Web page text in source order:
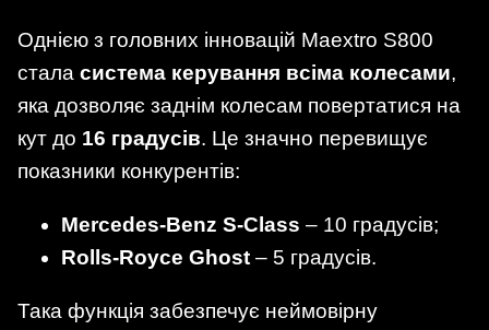
Однією з головних інновацій Maextro S800
стала система керування всіма колесами,
яка дозволяє заднім колесам повертатися на
кут до 16 градусів. Це значно перевищує
показники конкурентів:
Mercedes-Benz S-Class – 10 градусів;
Rolls-Royce Ghost – 5 градусів.
Така функція забезпечує неймовірну